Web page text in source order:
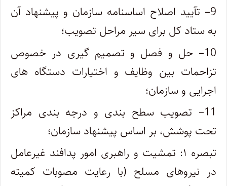
9– تآیید اصلاح اساسنامه سازمان و پیشنهاد آن
به ستاد کل برای سیر مراحل تصویب؛
10– حل و فصل و تصمیم گیری در خصوص
تزاحمات بین وظایف و اختیارات دستگاه های
اجرایی و سازمان؛
11– تصویب سطح بندی و درجه بندی مراکز
تحت پوشش، بر اساس پیشنهاد سازمان؛
تبصره ۱ : تمشیت و راهبری امور پدافند غیرعامل
در نیروهای مسلح (با رعایت مصوبات کمیته